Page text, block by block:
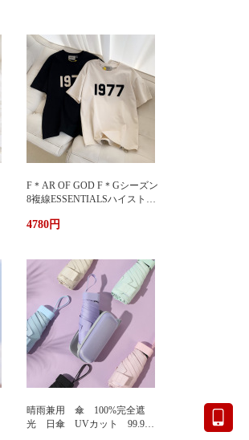
F＊AR OF GOD F＊Gシーズン
8複線ESSENTIALSハイストリ
ツカップル半袖
4780円
晴雨兼用 傘 100%完全遮
光 日傘 UVカット 99.9%